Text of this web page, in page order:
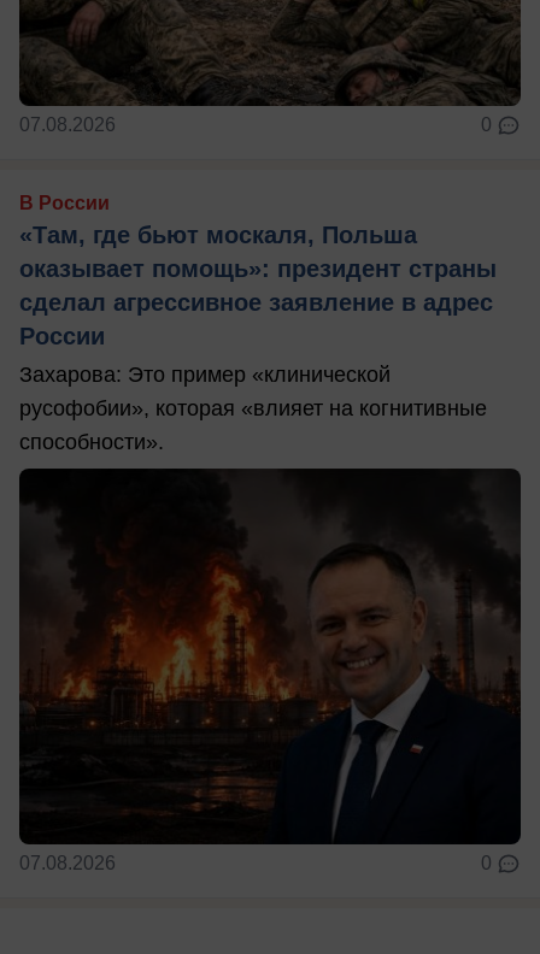
07.08.2026 0
В России
«Там, где бьют москаля, Польша
оказывает помощь»: президент страны
сделал агрессивное заявление в адрес
России
Захарова: Это пример «клинической
русофобии», которая «влияет на когнитивные
способности».
07.08.2026 0